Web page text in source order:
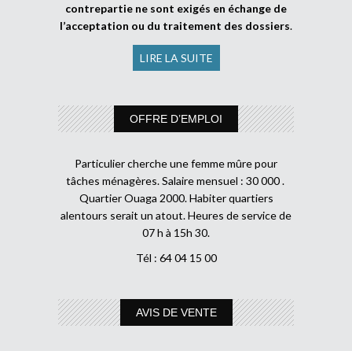
contrepartie ne sont exigés en échange de
l’acceptation ou du traitement des dossiers.
LIRE LA SUITE
OFFRE D’EMPLOI
Particulier cherche une femme mûre pour
tâches ménagères. Salaire mensuel : 30 000 .
Quartier Ouaga 2000. Habiter quartiers
alentours serait un atout. Heures de service de
07 h à 15h 30.
Tél : 64 04 15 00
AVIS DE VENTE